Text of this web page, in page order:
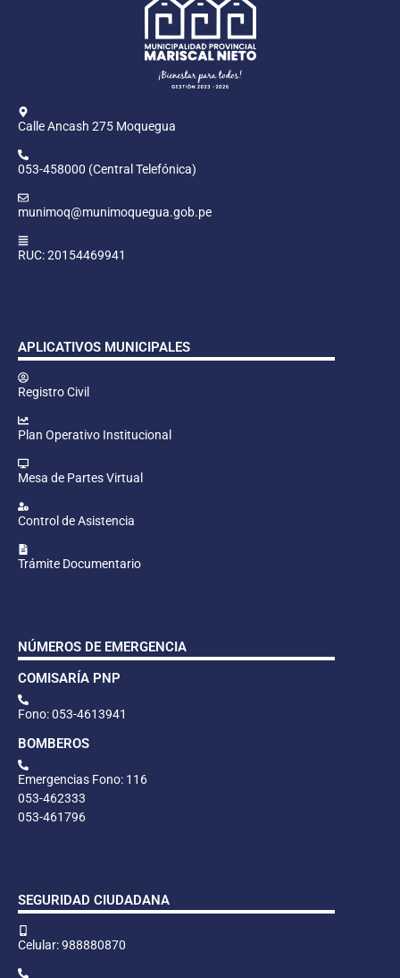
Calle Ancash 275 Moquegua
053-458000 (Central Telefónica)
munimoq@munimoquegua.gob.pe
RUC: 20154469941
APLICATIVOS MUNICIPALES
Registro Civil
Plan Operativo Institucional
Mesa de Partes Virtual
Control de Asistencia
Trámite Documentario
NÚMEROS DE EMERGENCIA
COMISARÍA PNP
Fono: 053-4613941
BOMBEROS
Emergencias Fono: 116
053-462333
053-461796
SEGURIDAD CIUDADANA
Celular: 988880870